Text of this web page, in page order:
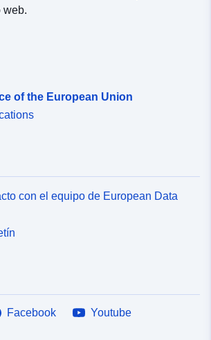
web.
of the European Union
con el equipo de European Data
Facebook
Youtube